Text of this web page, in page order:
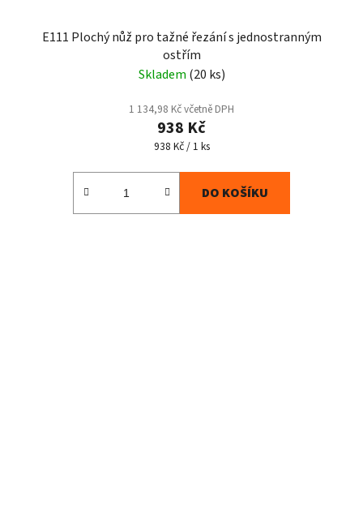
E111 Plochý nůž pro tažné řezání s jednostranným
ostřím
Skladem (20 ks)
1 134,98 Kč včetně DPH
938 Kč
Měrná
938 Kč / 1 ks
DO KOŠÍKU